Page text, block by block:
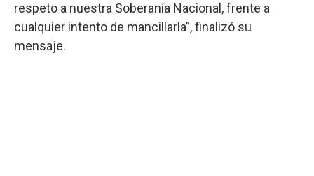
respeto a nuestra Soberanía Nacional, frente a
cualquier intento de mancillarla”, finalizó su
mensaje.